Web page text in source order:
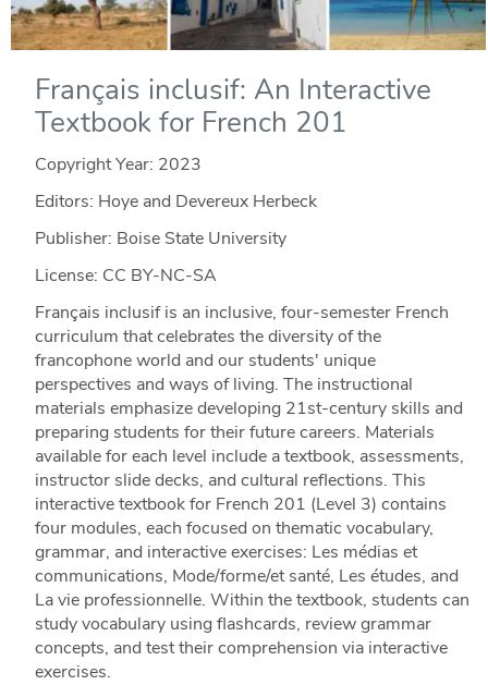
Français inclusif: An Interactive
Textbook for French 201
Copyright Year: 2023
Editors: Hoye and Devereux Herbeck
Publisher: Boise State University
License: CC BY-NC-SA
Français inclusif is an inclusive, four-semester French
curriculum that celebrates the diversity of the
francophone world and our students' unique
perspectives and ways of living. The instructional
materials emphasize developing 21st-century skills and
preparing students for their future careers. Materials
available for each level include a textbook, assessments,
instructor slide decks, and cultural reflections. This
interactive textbook for French 201 (Level 3) contains
four modules, each focused on thematic vocabulary,
grammar, and interactive exercises: Les médias et
communications, Mode/forme/et santé, Les études, and
La vie professionnelle. Within the textbook, students can
study vocabulary using flashcards, review grammar
concepts, and test their comprehension via interactive
exercises.